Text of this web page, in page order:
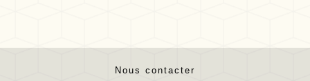
Nous contacter